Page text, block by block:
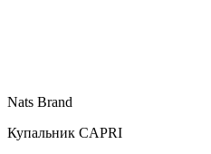
Nats Brand
Купальник CAPRI